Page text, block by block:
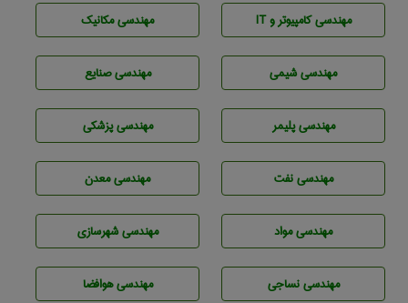
مهندسی كامپيوتر و IT مهندسی مکانیک
مهندسي شيمی مهندسی صنايع
مهندسی پليمر مهندسی پزشکی
مهندسی نفت مهندسی معدن
مهندسی مواد مهندسی شهرسازی
مهندسي نساجی مهندسی هوافضا